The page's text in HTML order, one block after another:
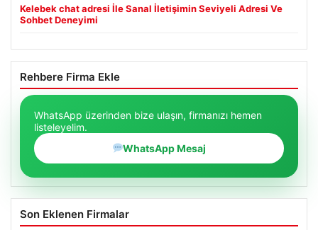
Kelebek chat adresi İle Sanal İletişimin Seviyeli Adresi Ve
Sohbet Deneyimi
Rehbere Firma Ekle
WhatsApp üzerinden bize ulaşın, firmanızı hemen
listeleyelim.
WhatsApp Mesaj
Son Eklenen Firmalar